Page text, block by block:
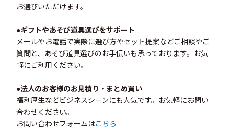
お選びいただけます。
●ギフトやあそび道具選びをサポート
メールやお電話で実際に選び方やセット提案などご相談やご
質問と、あそび道具選びのお手伝いも承っております。お気
軽にご利用ください。
●法人のお客様のお見積り・まとめ買い
福利厚生などビジネスシーンにも人気です。 お気軽にお問い
合わせください。
お問い合わせフォームはこちら